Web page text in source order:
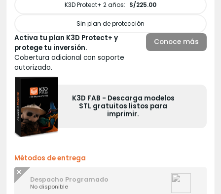
K3D Protect+ 2 años: S/225.00
Sin plan de protección
Activa tu plan K3D Protect+ y
protege tu inversión.
Cobertura adicional con soporte
autorizado.
Conoce más
K3D FAB - Descarga modelos
STL gratuitos listos para
imprimir.
Métodos de entrega
Despacho Programado
No disponible